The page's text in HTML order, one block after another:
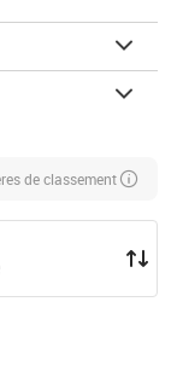
de classement